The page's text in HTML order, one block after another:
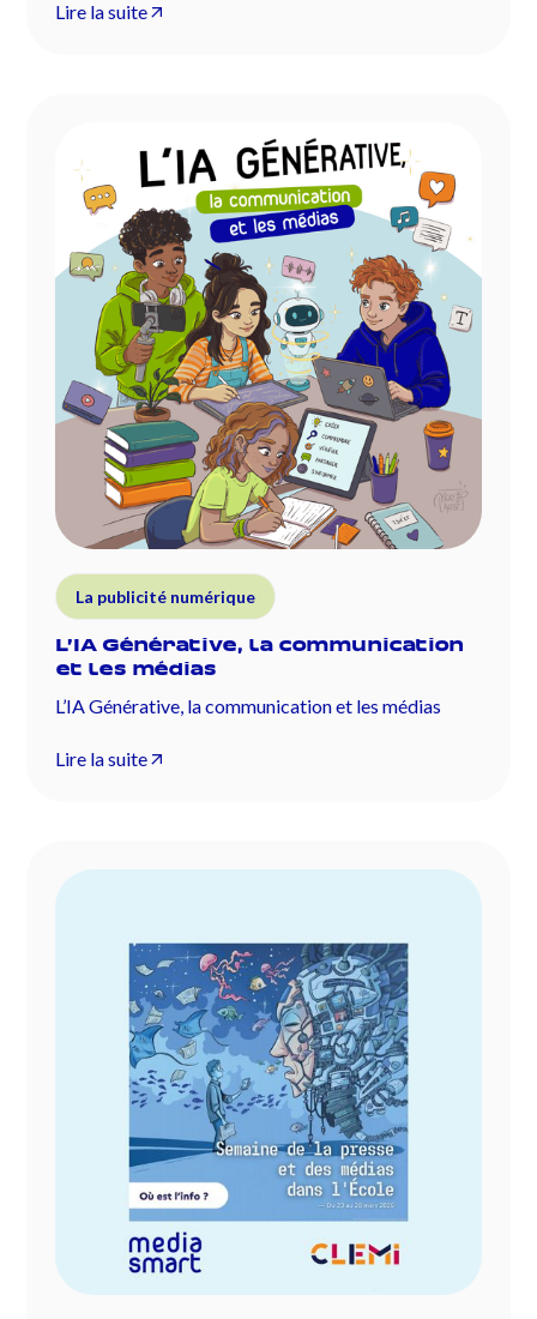
Lire la suite
La publicité numérique
L’IA Générative, la communication
et les médias
L’IA Générative, la communication et les médias
Lire la suite